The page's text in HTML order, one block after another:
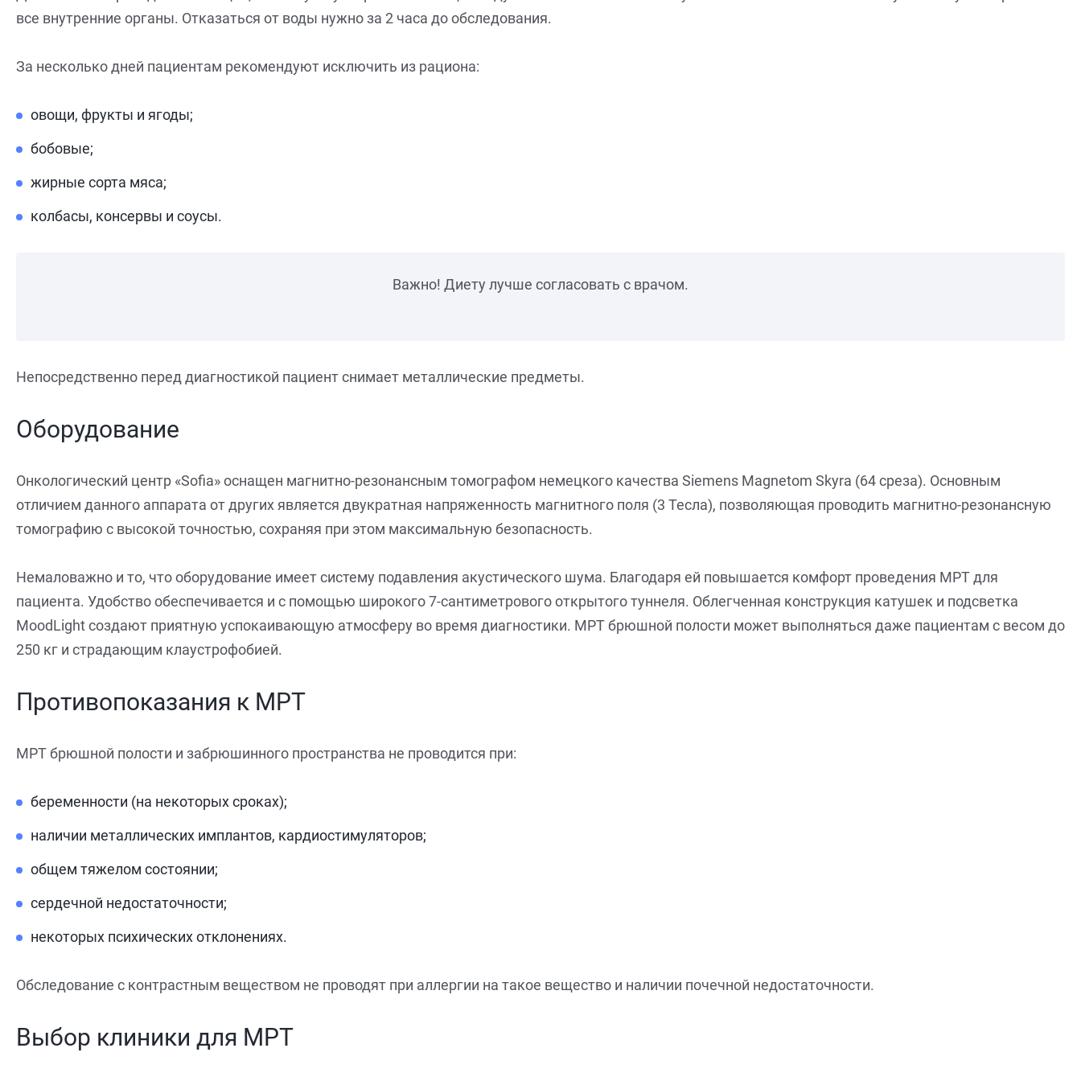
все внутренние органы. Отказаться от воды нужно за 2 часа до обследования.
За несколько дней пациентам рекомендуют исключить из рациона:
овощи, фрукты и ягоды;
бобовые;
жирные сорта мяса;
колбасы, консервы и соусы.
Важно! Диету лучше согласовать с врачом.
Непосредственно перед диагностикой пациент снимает металлические предметы.
Оборудование
Онкологический центр «Sofia» оснащен магнитно-резонансным томографом немецкого качества Siemens Magnetom Skyra (64 среза). Основным
отличием данного аппарата от других является двукратная напряженность магнитного поля (3 Тесла), позволяющая проводить магнитно-резонансную
томографию с высокой точностью, сохраняя при этом максимальную безопасность.
Немаловажно и то, что оборудование имеет систему подавления акустического шума. Благодаря ей повышается комфорт проведения МРТ для
пациента. Удобство обеспечивается и с помощью широкого 7-сантиметрового открытого туннеля. Облегченная конструкция катушек и подсветка
MoodLight создают приятную успокаивающую атмосферу во время диагностики. МРТ брюшной полости может выполняться даже пациентам с весом до
250 кг и страдающим клаустрофобией.
Противопоказания к МРТ
МРТ брюшной полости и забрюшинного пространства не проводится при:
беременности (на некоторых сроках);
наличии металлических имплантов, кардиостимуляторов;
общем тяжелом состоянии;
сердечной недостаточности;
некоторых психических отклонениях.
Обследование с контрастным веществом не проводят при аллергии на такое вещество и наличии почечной недостаточности.
Выбор клиники для МРТ